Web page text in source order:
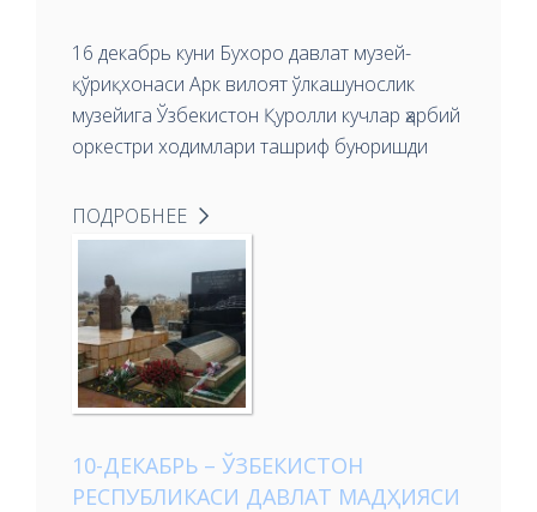
16 декабрь куни Бухоро давлат музей-
қўриқхонаси Арк вилоят ўлкашунослик
музейига Ўзбекистон Қуролли кучлар ҳарбий
оркестри ходимлари ташриф буюришди
ПОДРОБНЕЕ
10-ДЕКАБРЬ – ЎЗБЕКИСТОН
РЕСПУБЛИКАСИ ДАВЛАТ МАДҲИЯСИ